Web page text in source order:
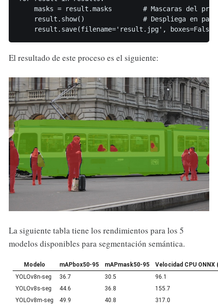
masks = result.masks        # Mascaras del
result.show()               # Despliega en
result.save(filename='result.jpg',
El resultado de este proceso es el siguiente:
La siguiente tabla tiene los rendimientos para los 5
modelos disponibles para segmentación semántica.
Modelo mAPbox50-95 mAPmask50-95
Velocidad CPU ONNX
YOLOv8n-seg
36.7 30.5
96.1
YOLOv8s-seg
44.6 36.8
155.7
YOLOv8m-seg
49.9 40.8
317.0